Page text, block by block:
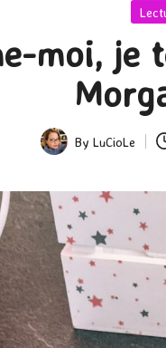
moi, je
Posted
By LuCioLe